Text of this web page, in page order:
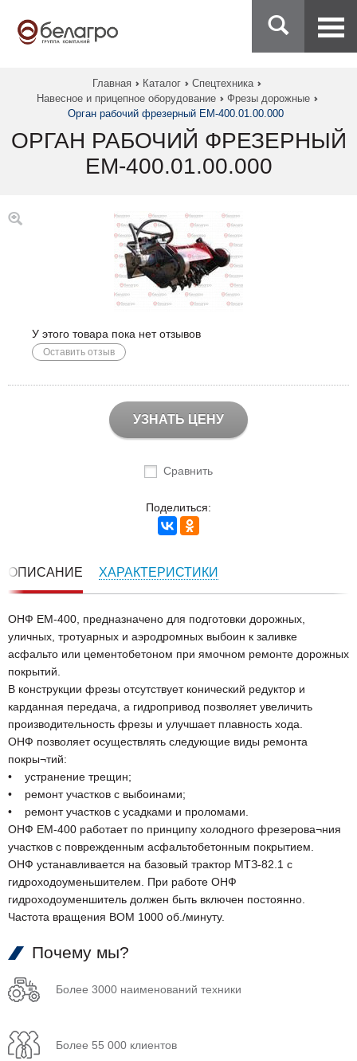
Главная Каталог
Спецтехника
Навесное и прицепное оборудование
Фрезы дорожные
Орган рабочий фрезерный ЕМ-400.01.00.000
ОРГАН РАБОЧИЙ ФРЕЗЕРНЫЙ
ЕМ-400.01.00.000
У этого товара пока нет отзывов
Оставить отзыв
УЗНАТЬ ЦЕНУ
Сравнить
Поделиться:
ОПИСАНИЕ ХАРАКТЕРИСТИКИ
ОНФ ЕМ-400, предназначено для подготовки дорожных,
уличных, тротуарных и аэродромных выбоин к заливке
асфальто или цементобетоном при ямочном ремонте дорожных
покрытий.
В конструкции фрезы отсутствует конический редуктор и
карданная передача, а гидропривод позволяет увеличить
производительность фрезы и улучшает плавность хода.
ОНФ позволяет осуществлять следующие виды ремонта
покры¬тий:
• устранение трещин;
• ремонт участков с выбоинами;
• ремонт участков с усадками и проломами.
ОНФ ЕМ-400 работает по принципу холодного фрезерова¬ния
участков с поврежденным асфальтобетонным покрытием.
ОНФ устанавливается на базовый трактор МТЗ-82.1 с
гидроходоуменьшителем. При работе ОНФ
гидроходоуменшитель должен быть включен постоянно.
Частота вращения ВОМ 1000 об./минуту.
Почему мы?
Более 3000 наименований техники
Более 55 000 клиентов